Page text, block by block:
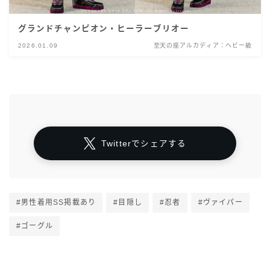
グランドチャンピオン・ヒーラーブリオー
2026.01.09 至天の座アルカディア：ヘビー級
Twitterでシェアする
#男性着用SS掲載あり #目隠し #忍者 #ヴァイパー
#ゴーグル